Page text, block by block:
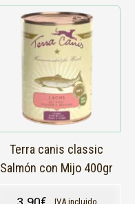
Terra canis classic
Salmón con Mijo 400gr
IVA incluido